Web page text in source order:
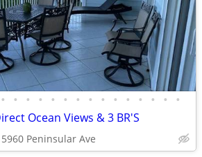
• • • • • • • • • • • • • • •
Ocean Views & 3 BR'S
5960 Peninsular Ave